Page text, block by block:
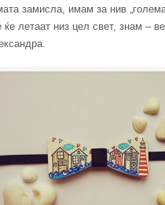
замисла, имам за нив
ќе летаат низ цел свет, знам –